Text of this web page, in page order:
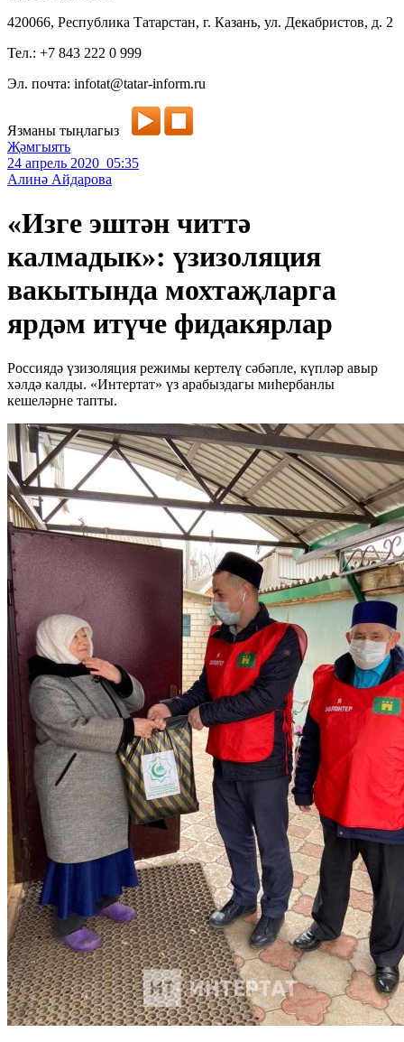
420066, Республика Татарстан, г. Казань, ул. Декабристов, д. 2
Тел.: +7 843 222 0 999
Эл. почта: infotat@tatar-inform.ru
Язманы тыңлагыз
Җәмгыять
24 апрель 2020 05:35
Алинә Айдарова
«Изге эштән читтә
калмадык»: үзизоляция
вакытында мохтаҗларга
ярдәм итүче фидакярлар
Россиядә үзизоляция режимы кертелү сәбәпле, күпләр авыр
хәлдә калды. «Интертат» үз арабыздагы миһербанлы
кешеләрне тапты.